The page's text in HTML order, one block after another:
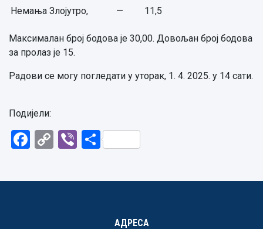
Немања Злојутро,
— 11,5
Максималан број бодова је 30,00. Довољан број бодова
за пролаз је 15.
Радови се могу погледати у уторак, 1. 4. 2025. у 14 сати.
Подијели:
Facebook
CopyViberShare
АДРЕСА